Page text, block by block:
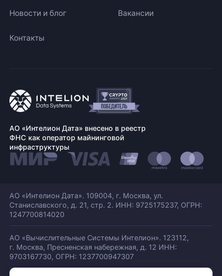
Новости и блог Вакансии
Контакты
АО «Интелион Дата» внесено в реестр
ФНС как оператор майнинговой
инфраструктуры
АО «Интелион Дата». 109004, г. Москва, ул.
Станиславского, д. 21, стр. 2. ИНН: 9725175237, ОГРН:
1247700814020
АО «Вычислительные Системы Интелион». 123112,
г. Москва, Пресненская набережная, д. 12 ИНН:
9703167730, ОГРН: 1237700947307